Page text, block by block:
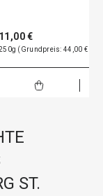
11,00 €
(Grundpreis: 44,00 € pro
ST.